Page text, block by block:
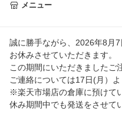
メニュー
誠に勝手ながら、2026年8
お休みさせていただきます。
この期間にいただきましたご
ご連絡については17日(月）
※楽天市場店の倉庫に預けて
休み期間中でも発送をさせて